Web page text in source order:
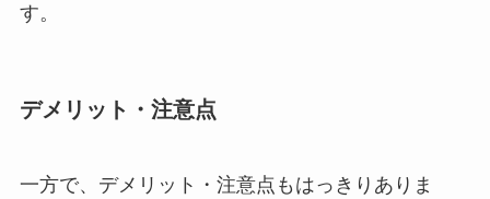
す。
デメリット・注意点
一方で、デメリット・注意点もはっきりありま